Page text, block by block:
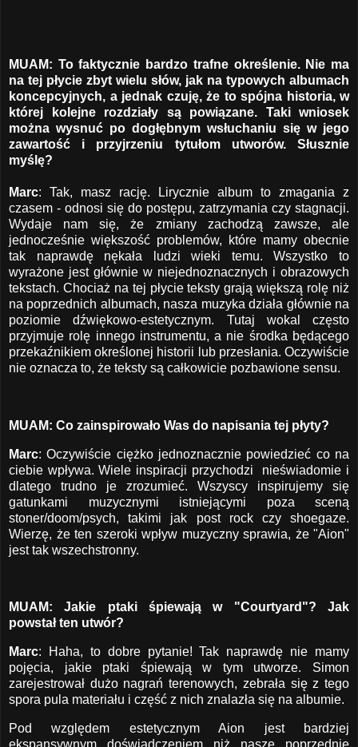
MUAM: To faktycznie bardzo trafne określenie. Nie ma
na tej płycie zbyt wielu słów, jak na typowych albumach
koncepcyjnych, a jednak czuję, że to spójna historia, w
której kolejne rozdziały są powiązane. Taki wniosek
można wysnuć po dogłębnym wsłuchaniu się w jego
zawartość i przyjrzeniu tytułom utworów. Słusznie
myślę?
Marc: Tak, masz rację. Lirycznie album to zmagania z
czasem - odnosi się do postępu, zatrzymania czy stagnacji.
Wydaje nam się, że zmiany zachodzą zawsze, ale
jednocześnie większość problemów, które mamy obecnie
tak naprawdę nękała ludzi wieki temu. Wszystko to
wyrażone jest głównie w niejednoznacznych i obrazowych
tekstach. Chociaż na tej płycie teksty grają większą rolę niż
na poprzednich albumach, nasza muzyka działa głównie na
poziomie dźwiękowo-estetycznym. Tutaj wokal często
przyjmuje rolę innego instrumentu, a nie środka będącego
przekaźnikiem określonej historii lub przesłania. Oczywiście
nie oznacza to, że teksty są całkowicie pozbawione sensu.
MUAM: Co zainspirowało Was do napisania tej płyty?
Marc: Oczywiście ciężko jednoznacznie powiedzieć co na
ciebie wpływa. Wiele inspiracji przychodzi nieświadomie i
dlatego trudno je zrozumieć. Wszyscy inspirujemy się
gatunkami muzycznymi istniejącymi poza sceną
stoner/doom/psych, takimi jak post rock czy shoegaze.
Wierzę, że ten szeroki wpływ muzyczny sprawia, że ​​"Aion"
jest tak wszechstronny.
MUAM: Jakie ptaki śpiewają w "Courtyard"? Jak
powstał ten utwór?
Marc: Haha, to dobre pytanie! Tak naprawdę nie mamy
pojęcia, jakie ptaki śpiewają w tym utworze. Simon
zarejestrował dużo nagrań terenowych, zebrała się z tego
spora pula materiału i część z nich znalazła się na albumie.
Pod względem estetycznym Aion jest bardziej
ekspansywnym doświadczeniem niż nasze poprzednie